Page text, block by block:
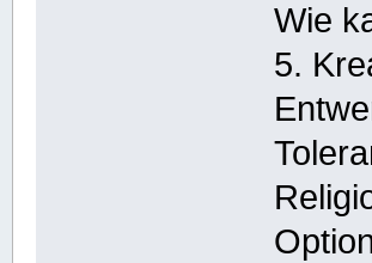
Wie
5.